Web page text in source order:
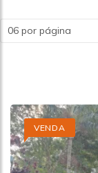
06 por página
VENDA